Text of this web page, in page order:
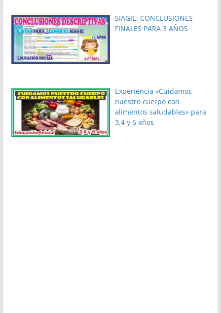
SIAGIE: CONCLUSIONES
FINALES PARA 3 AÑOS
Experiencia «Cuidamos
nuestro cuerpo con
alimentos saludables» para
3,4 y 5 años